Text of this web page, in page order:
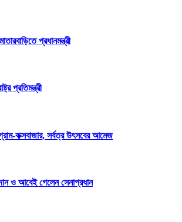
প্রধানমন্ত্রী
প্রতিমন্ত্রী
কক্সবাজার, সর্বত্র উৎসবের আমেজ
ও আবেই গেলেন সেনাপ্রধান